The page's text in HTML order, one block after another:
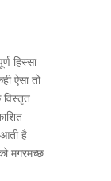
हिस्सा
ऐसा तो
है
मगरमच्छ